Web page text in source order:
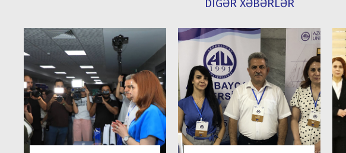
DİGƏR XƏBƏRLƏR